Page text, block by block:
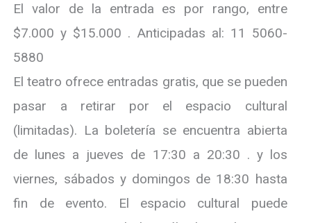
El valor de la entrada es por rango, entre
$7.000 y $15.000 . Anticipadas al: 11 5060-
5880
El teatro ofrece entradas gratis, que se pueden
pasar a retirar por el espacio cultural
(limitadas). La boletería se encuentra abierta
de lunes a jueves de 17:30 a 20:30 . y los
viernes, sábados y domingos de 18:30 hasta
fin de evento. El espacio cultural puede